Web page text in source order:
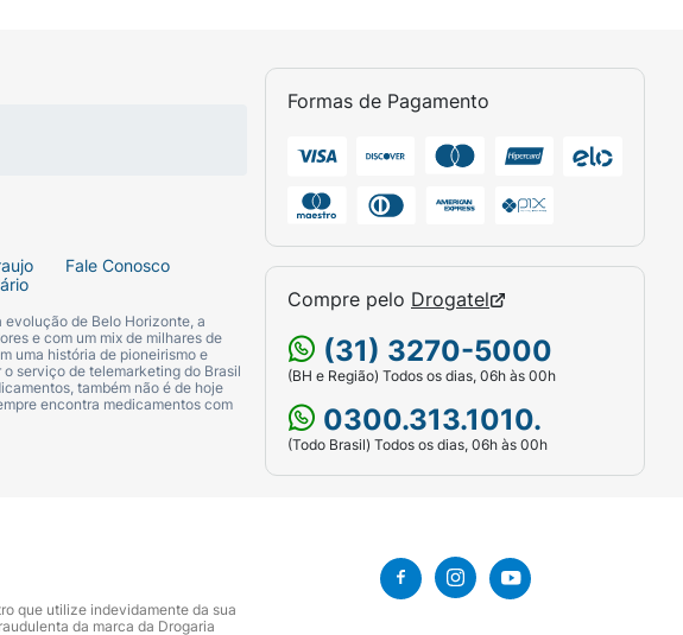
facilmente e oferece um acabamento glow natural.
em nossos produtos. Somos uma empresa
combate à crueldade animal. Estes são pilares
ética.
Compacto ou Pó Translúcido para uma maior
Fale Conosco
evolução de Belo Horizonte, a
e com um mix de milhares de
uma história de pioneirismo e
serviço de telemarketing do Brasil
também não é de hoje
encontra medicamentos com
Formas de Pagamento
Compre pelo Drogatel
(31) 3270-5000
(BH e Região) Todos os dias, 06h às 00h
0300.313.1010.
(Todo Brasil) Todos os dias, 06h às 00h
que utilize indevidamente da sua
da marca da Drogaria